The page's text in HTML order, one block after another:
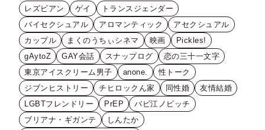
レズビアン ゲイ
トランスジェンダー
バイセクシュアル
アロマンティック
アセクシュアル
カップル
まくのうちぃシネマ 映画
Pickles!
gAytoZ
GAY会話 スナップログ
恋の三十一文字
東京アイスクリーム男子
anone.
性トーク
ジブンヒストリー
チヒロックん家 同性婚
友情結婚
LGBTフレンドリー
PrEP
バビ江ノビッチ
ブリアナ・ギガンテ
しんたか